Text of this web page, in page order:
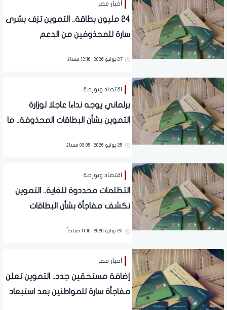
أخبار مصر
24 مليون بطاقة.. التموين تزف بشرى
سارة للمحذوفين من الدعم
27 يوليو 2026 | 12:16 مساءً
اقتصاد وبورصة
برلماني يوجه نداءا عاجلا لوزارة
التموين بشأن البطاقات المحذوفة.. ما
25 يوليو 2026 | 03:05 مساءً
اقتصاد وبورصة
التظلمات محددوة للغاية.. التموين
تكشف مفاجأة بشأن البطاقات
25 يوليو 2026 | 11:10 صباحاً
أخبار مصر
إضافة مستحقين جدد.. التموين تعلن
مفاجأة سارة للمواطنين بعد استبعاد